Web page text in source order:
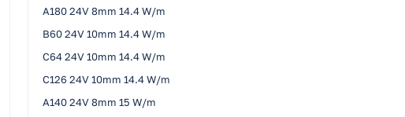
A180 24V 8mm 14.4 W/m
B60 24V 10mm 14.4 W/m
C64 24V 10mm 14.4 W/m
C126 24V 10mm 14.4 W/m
A140 24V 8mm 15 W/m